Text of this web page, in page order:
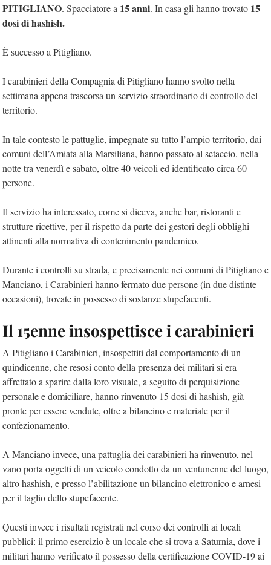
PITIGLIANO. Spacciatore a 15 anni. In casa gli hanno trovato 15
dosi di hashish.
È successo a Pitigliano.
I carabinieri della Compagnia di Pitigliano hanno svolto nella
settimana appena trascorsa un servizio straordinario di controllo del
territorio.
In tale contesto le pattuglie, impegnate su tutto l’ampio territorio, dai
comuni dell’Amiata alla Marsiliana, hanno passato al setaccio, nella
notte tra venerdì e sabato, oltre 40 veicoli ed identificato circa 60
persone.
Il servizio ha interessato, come si diceva, anche bar, ristoranti e
strutture ricettive, per il rispetto da parte dei gestori degli obblighi
attinenti alla normativa di contenimento pandemico.
Durante i controlli su strada, e precisamente nei comuni di Pitigliano e
Manciano, i Carabinieri hanno fermato due persone (in due distinte
occasioni), trovate in possesso di sostanze stupefacenti.
Il 15enne insospettisce i carabinieri
A Pitigliano i Carabinieri, insospettiti dal comportamento di un
quindicenne, che resosi conto della presenza dei militari si era
affrettato a sparire dalla loro visuale, a seguito di perquisizione
personale e domiciliare, hanno rinvenuto 15 dosi di hashish, già
pronte per essere vendute, oltre a bilancino e materiale per il
confezionamento.
A Manciano invece, una pattuglia dei carabinieri ha rinvenuto, nel
vano porta oggetti di un veicolo condotto da un ventunenne del luogo,
altro hashish, e presso l’abilitazione un bilancino elettronico e arnesi
per il taglio dello stupefacente.
Questi invece i risultati registrati nel corso dei controlli ai locali
pubblici: il primo esercizio è un locale che si trova a Saturnia, dove i
militari hanno verificato il possesso della certificazione COVID-19 ai